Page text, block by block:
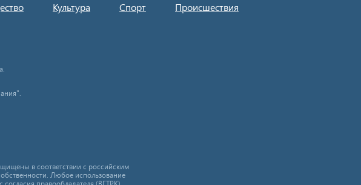
Культура Спорт Происшествия
в соответствии с российским
Любое использование